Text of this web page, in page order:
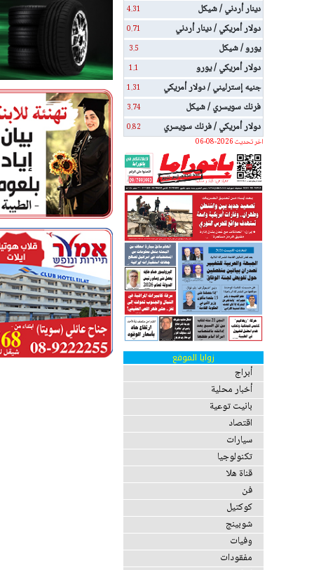
دينار أردني / شيكل 4.31
دولار أمريكي / دينار أردني 0.71
يورو / شيكل 3.5
دولار أمريكي / يورو 1.1
جنيه إسترليني / دولار أمريكي 1.31
فرنك سويسري / شيكل 3.74
دولار أمريكي / فرنك سويسري
0.82
اخر تحديث 2026-08-06
زوايا الموقع
أبراج
أخبار محلية
بانيت توعية
اقتصاد
سيارات
تكنولوجيا
قناة هلا
فن
كوكتيل
شوبينج
وفيات
مفقودات